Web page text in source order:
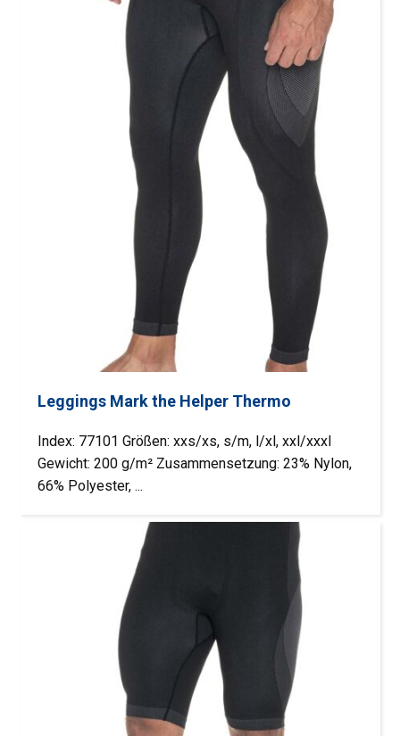
Leggings Mark the Helper Thermo
Index: 77101 Größen: xxs/xs, s/m, l/xl, xxl/xxxl
Gewicht: 200 g/m² Zusammensetzung: 23% Nylon,
66% Polyester, ...